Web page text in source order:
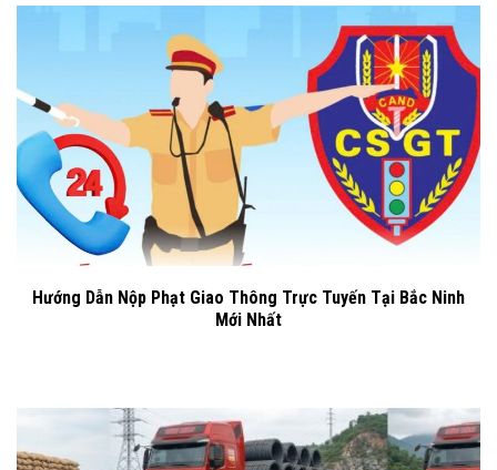
Hướng Dẫn Nộp Phạt Giao Thông Trực Tuyến Tại Bắc Ninh
Mới Nhất